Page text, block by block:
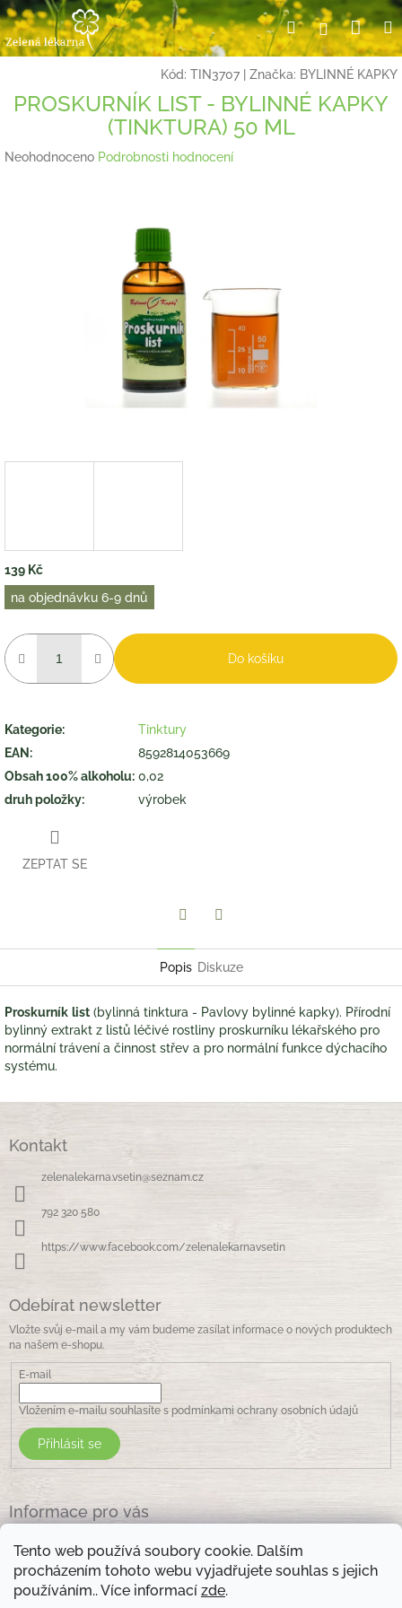
Tento web používá soubory cookie. Dalším
procházením tohoto webu vyjadřujete souhlas s jejich
používáním.. Více informací zde.
Přejít
na
obsah
HledatPřihlášení
Kód: TIN3707 Značka: BYLINNÉ KAPKY
PROSKURNÍK LIST - BYLINNÉ KAPKY
(TINKTURA) 50 ML
Průměrné
Neohodnoceno Podrobnosti hodnocení
139 Kč
Měrná
cena:
na objednávku 6-9 dnů
Do košíku
Kategorie:
Tinktury
EAN :
8592814053669
Obsah 100% alkoholu: 0,02
druh položky: výrobek
ZEPTAT SE
Popis Diskuze
Proskurník list (bylinná tinktura - Pavlovy bylinné kapky). Přírodní
bylinný extrakt z listů léčivé rostliny proskurníku lékařského pro
normální trávení a činnost střev a pro normální funkce dýchacího
systému.
Kontakt
zelenalekarna.vsetin@seznam.cz
792 320 580
https://www.facebook.com/zelenalekarnavsetin
Odebírat newsletter
Vložte svůj e-mail a my vám budeme zasílat informace o nových produktech
na našem e-shopu.
E-mail
Vložením e-mailu souhlasíte s podmínkami ochrany osobních údajů
Přihlásit se
Informace pro vás
Obchodní podmínky
Podmínky ochrany osobních údajů
Kontakty